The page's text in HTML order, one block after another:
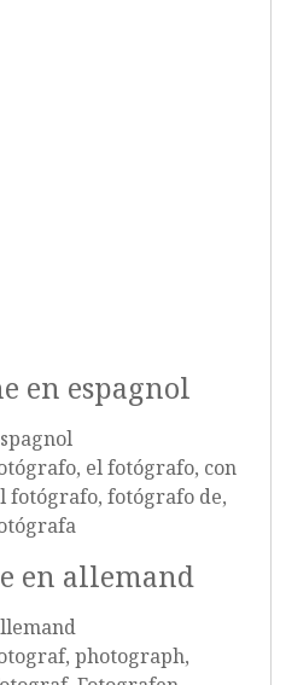
en espagnol
el fotógrafo, con
fotógrafo, fotógrafo de,
en allemand
photograph,